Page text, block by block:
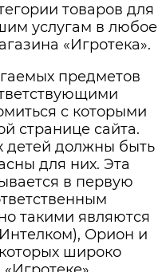
товаров для
услугам в любое
«Игротека».
предметов
с которыми
странице сайта.
детей должны быть
для них. Эта
в первую
такими являются
Орион и
широко